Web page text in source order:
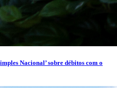
Nacional’ sobre débitos com o